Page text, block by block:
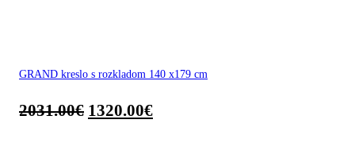
GRAND kreslo s rozkladom 140 x179 cm
2031.00€ 1320.00€